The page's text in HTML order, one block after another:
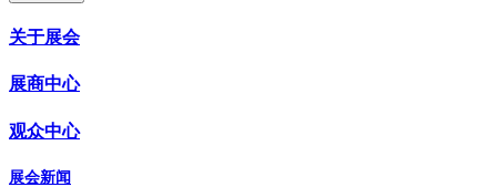
关于展会
展商中心
观众中心
展会新闻